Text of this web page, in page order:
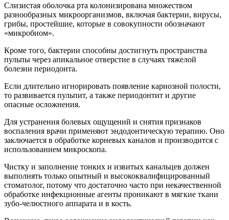
Слизистая оболочка рта колонизирована множеством
разнообразных микроорганизмов, включая бактерии, вирусы,
грибы, простейшие, которые в совокупности обозначают
«микробиом».
Кроме того, бактерии способны достигнуть пространства
пульпы через апикальное отверстие в случаях тяжелой
болезни периодонта.
Если длительно игнорировать появление кариозной полости,
то развивается пульпит, а также периодонтит и другие
опасные осложнения.
Для устранения болевых ощущений и снятия признаков
воспаления врачи применяют эндодонтическую терапию. Оно
заключается в обработке корневых каналов и производится с
использованием микроскопа.
Чистку и заполнение тонких и извитых канальцев должен
выполнять только опытный и высококвалифицированный
стоматолог, потому что достаточно часто при некачественной
обработке инфекционные агенты проникают в мягкие ткани
зубо-челюстного аппарата и в кость.